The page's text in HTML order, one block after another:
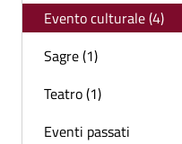
Evento culturale (4)
Sagre (1)
Teatro (1)
Eventi passati